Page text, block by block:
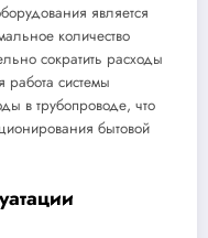
является
количество
сократить расходы
системы
в трубопроводе, что
бытовой